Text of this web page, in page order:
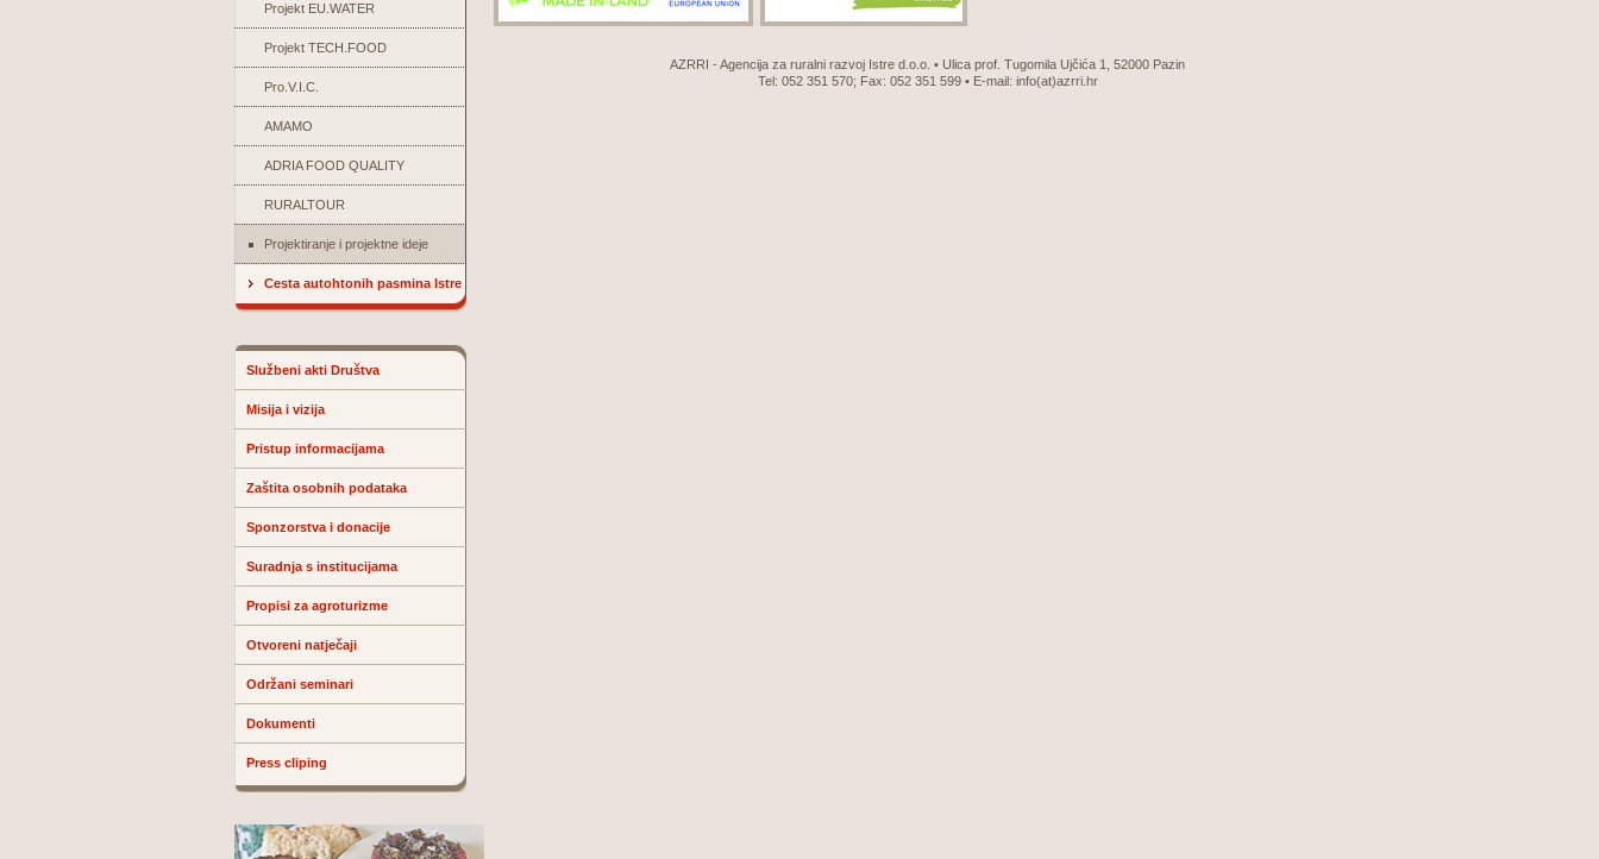
Projekt EU.WATER
Projekt TECH.FOOD
Pro.V.I.C.
AMAMO
ADRIA FOOD QUALITY
RURALTOUR
Projektiranje i projektne ideje
Cesta autohtonih pasmina Istre
Službeni akti Društva
Misija i vizija
Pristup informacijama
Zaštita osobnih podataka
Sponzorstva i donacije
Suradnja s institucijama
Propisi za agroturizme
Otvoreni natječaji
Održani seminari
Dokumenti
Press cliping
AZRRI - Agencija za ruralni razvoj Istre d.o.o. • Ulica prof. Tugomila Ujčića 1, 52000 Pazin
Tel: 052 351 570; Fax: 052 351 599 • E-mail: info(at)azrri.hr